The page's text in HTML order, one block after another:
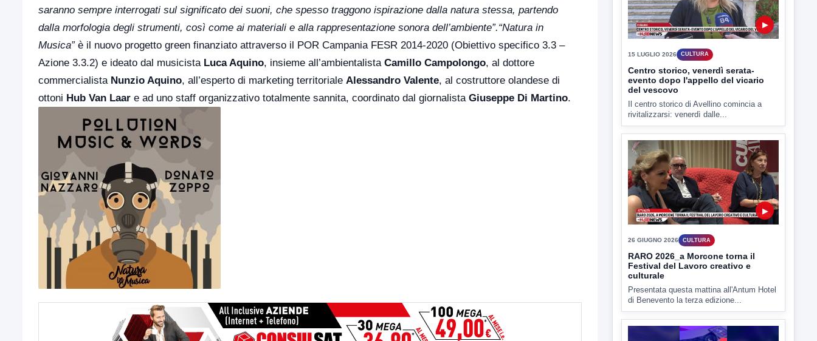
saranno sempre interrogati sul significato dei suoni, che spesso traggono ispirazione dalla natura stessa, partendo
dalla morfologia degli strumenti, così come ai materiali e alla rappresentazione sonora dell’ambiente”.“Natura in
Musica”è il nuovo progetto green finanziato attraverso il POR Campania FESR 2014-2020 (Obiettivo specifico 3.3 –
Azione 3.3.2) e ideato dal musicista Luca Aquino, insieme all’ambientalista Camillo Campolongo, al dottore
commercialista Nunzio Aquino, all’esperto di marketing territoriale Alessandro Valente, al costruttore olandese di
ottoni Hub Van Laar e ad uno staff organizzativo totalmente sannita, coordinato dal giornalista Giuseppe Di Martino.
VinArte 2026 torna a Guardia Sanframondi
dal 4 al 10...
15 LUGLIO 2026
Centro storico, venerdì serata-
evento dopo l'appello del vicario
del vescovo
Il centro storico di Avellino comincia a
rivitalizzarsi: venerdì dalle...
CULTURA